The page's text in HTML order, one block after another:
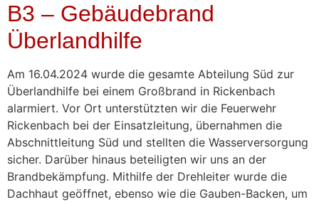
B3 – Gebäudebrand
Überlandhilfe
Am 16.04.2024 wurde die gesamte Abteilung Süd zur
Überlandhilfe bei einem Großbrand in Rickenbach
alarmiert. Vor Ort unterstützten wir die Feuerwehr
Rickenbach bei der Einsatzleitung, übernahmen die
Abschnittleitung Süd und stellten die Wasserversorgung
sicher. Darüber hinaus beteiligten wir uns an der
Brandbekämpfung. Mithilfe der Drehleiter wurde die
Dachhaut geöffnet, ebenso wie die Gauben-Backen, um